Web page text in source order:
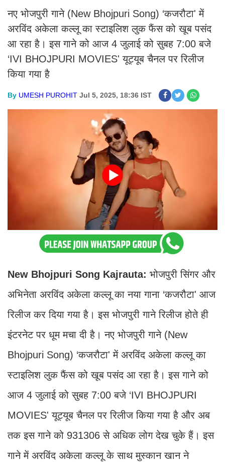
नए भोजपुरी गाने (New Bhojpuri Song) ‘कजरौटा' में
अरविंद अकेला कल्लू का स्टाइलिश लुक फैंस को खूब पसंद
आ रहा है। इस गाने को आज 4 जुलाई को सुबह 7:00 बजे
‘IVI BHOJPURI MOVIES' यूट्यूब चैनल पर रिलीज
किया गया है
By UMESH PUROHIT Jul 5, 2025, 18:36 IST
New Bhojpuri Song Kajrauta: भोजपुरी सिंगर और
अभिनेता अरविंद अकेला कल्लू का नया गाना ‘कजरौटा' आज
रिलीज कर दिया गया है। इस भोजपुरी गाने रिलीज होते ही
इंटरनेट पर धूम मचा दी है। नए भोजपुरी गाने (New
Bhojpuri Song) ‘कजरौटा' में अरविंद अकेला कल्लू का
स्टाइलिश लुक फैंस को खूब पसंद आ रहा है। इस गाने को
आज 4 जुलाई को सुबह 7:00 बजे ‘IVI BHOJPURI
MOVIES' यूट्यूब चैनल पर रिलीज किया गया है और अब
तक इस गाने को 931306 से अधिक लोग देख चुके हैं। इस
गाने में अरविंद अकेला कल्लू के साथ मुस्कान खान ने